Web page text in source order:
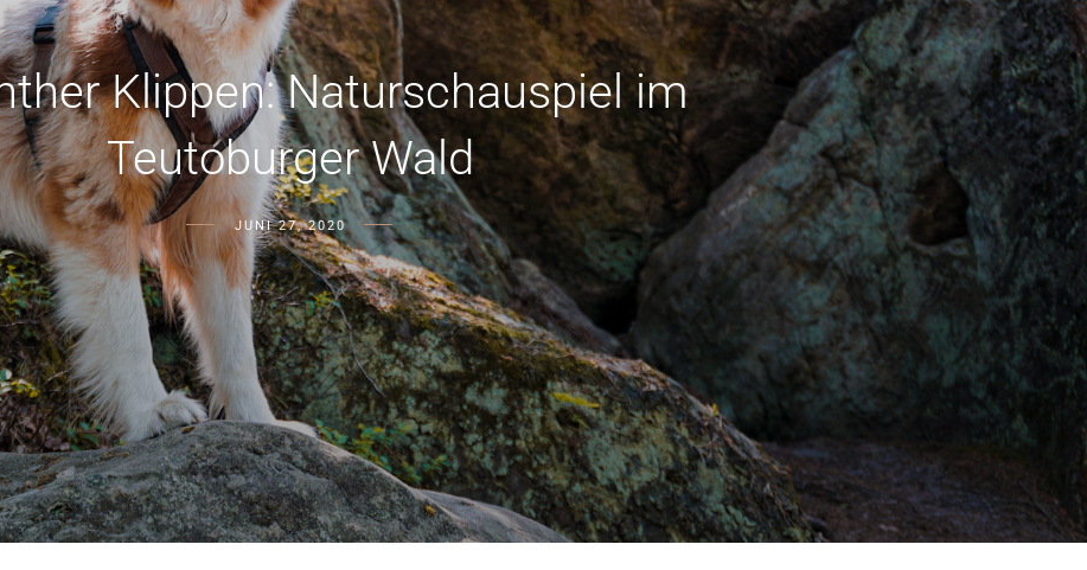
Klippen: Naturschauspiel im
Teutoburger Wald
JUNI 27, 2020